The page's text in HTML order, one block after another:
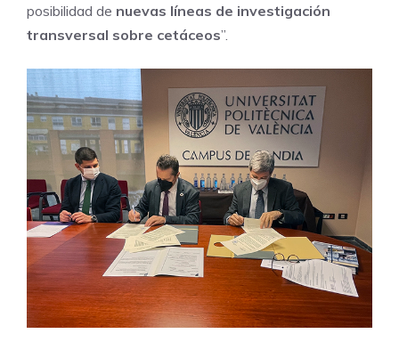
posibilidad de nuevas líneas de investigación
transversal sobre cetáceos”.